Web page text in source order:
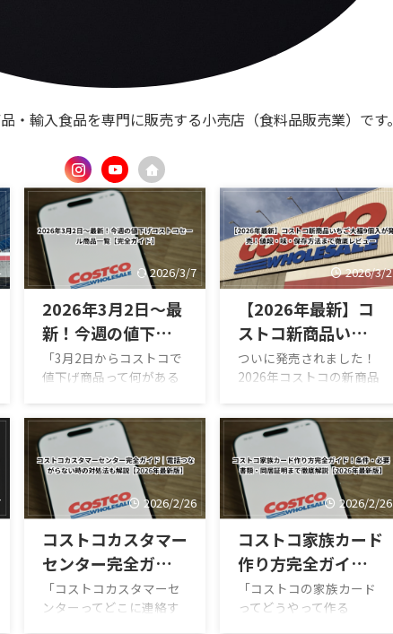
・輸入食品を専門に販売する小売店（食料品販売業）です。
2026/3/7
2026年3月2日〜最
新！今週の値下げコ
ストコセール商品一
覧【完全ガイド】
「3月2日からコストコで
値下げ商品って何がある
へ。 2026年3月2日〜開
始のコストコ最新セール
（値下げ・クーポン）
を、食品・日用品・季節
商品・家電・輸入品など
カテゴリ別に整理しまし
すすめ目安・買うタイミ
ングまでまるっとわかる
一番詳しい一覧です。 こ
の記事でわかること・値
2026/3/2
【2026年最新】コ
ストコ新商品いちご
大福9個入が発売！
値段・味・保存方法
ついに発売されました！
2026年コストコの新商品
入）」。 実際に店頭で確
認された情報と画像をも
とに、正確な商品デー
タ・味の特徴・保存方法
までまとめました。 まず
結論・商品番号：
93301・内容量：
820g（9個入）・価格：
1,998円（税込）・1個あ
たり約222円・春限定ス
イーツの可能性が高い コ
2026/2/26
コストコカスタマー
センター完全ガイド
｜電話つながらない
時の対処法も解説
「コストコカスタマーセ
ンターってどこに連絡す
2026/2/26
コストコ家族カード
作り方完全ガイド！
条件・必要書類・同
居証明まで徹底解説
「コストコの家族カード
ってどうやって作る